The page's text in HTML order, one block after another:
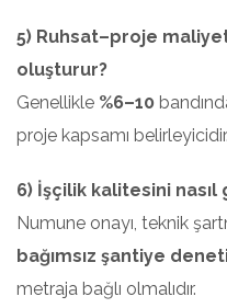
5) Ruhsat–proje
oluşturur?
Genellikle %6–10
proje kapsamı belirleyicidir.
6) İşçilik kalitesini nasıl
Numune onayı, teknik
bağımsız şantiye
metraja bağlı olmalıdır.